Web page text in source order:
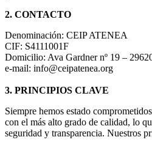
2. CONTACTO
Denominación: CEIP ATENEA
CIF: S4111001F
Domicilio: Ava Gardner nº 19 –
e-mail: info@ceipatenea.org
3. PRINCIPIOS CLAVE
Siempre hemos estado
con el más alto grado de calidad, lo
seguridad y transparencia. Nuestros